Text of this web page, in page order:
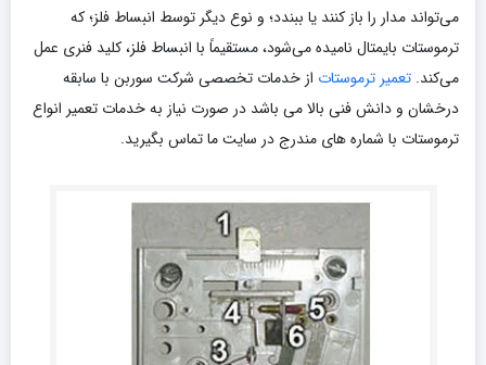
می‌تواند مدار را باز کنند یا ببندد؛ و نوع دیگر توسط انبساط فلز؛ که
ترموستات بایمتال نامیده می‌شود، مستقیماً با انبساط فلز، کلید فنری عمل
می‌کند. تعمیر ترموستات از خدمات تخصصی شرکت سوربن با سابقه
درخشان و دانش فنی بالا می باشد در صورت نیاز به خدمات تعمیر انواع
ترموستات با شماره های مندرج در سایت ما تماس بگیرید.